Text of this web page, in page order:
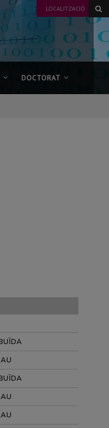
LOCALITZACIÓ
DOCTORAT